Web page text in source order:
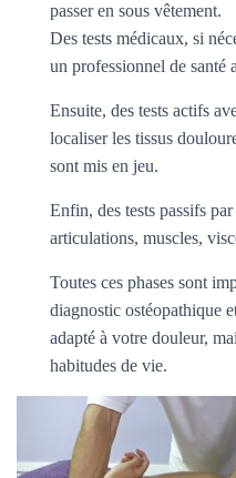
passer en sous vêtement.
Des tests médicaux, si
un professionnel de santé
Ensuite, des tests actifs
localiser les tissus
sont mis en jeu.
Enfin, des tests passifs
articulations, muscles,
Toutes ces phases sont
diagnostic ostéopathique
adapté à votre douleur,
habitudes de vie.